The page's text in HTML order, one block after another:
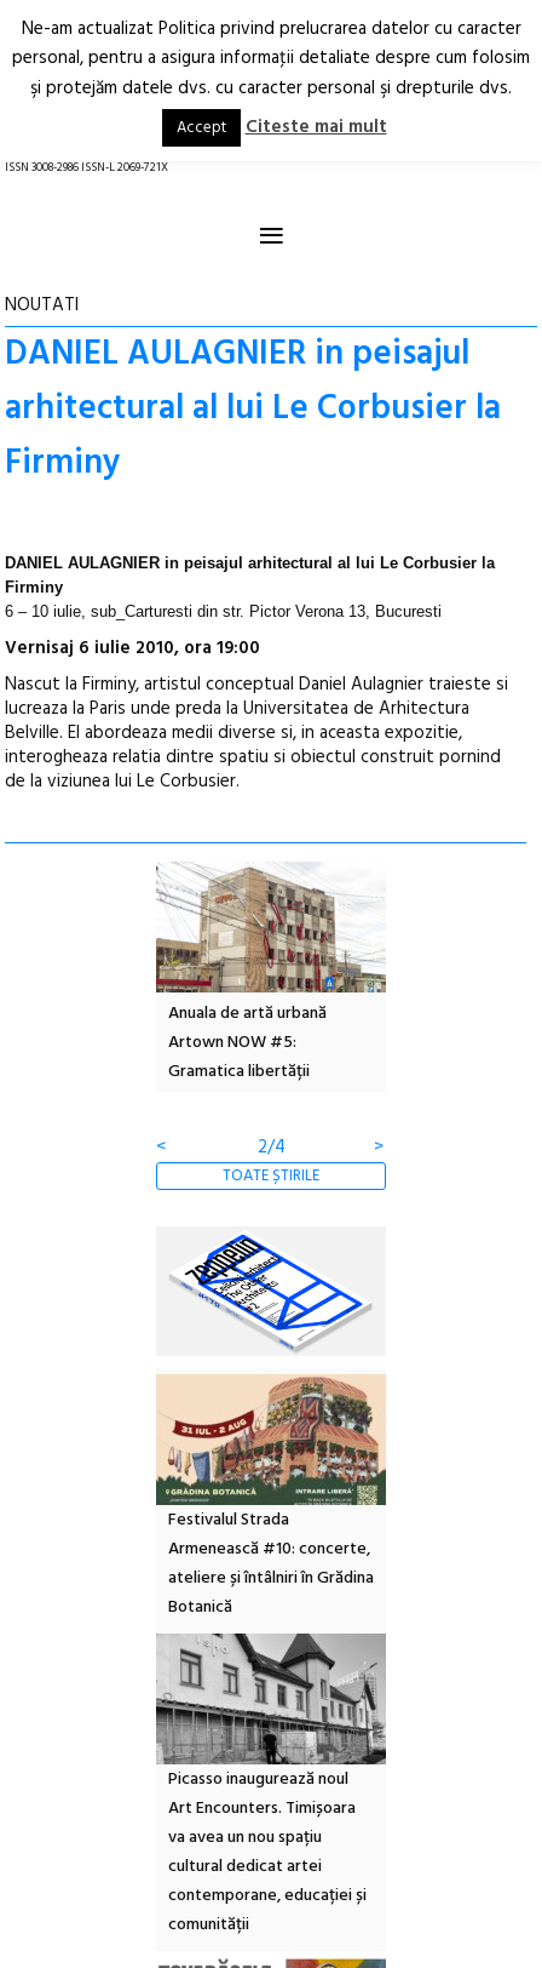
Arhitectură.
Oraș.
RO EN
ISSN 3008-2986 ISSN-L 2069-721X
≡
NOUTATI
DANIEL AULAGNIER in peisajul
arhitectural al lui Le Corbusier la
Firminy
DANIEL AULAGNIER in peisajul arhitectural al lui Le Corbusier la
Firminy
6 – 10 iulie, sub_Carturesti din str. Pictor Verona 13, Bucuresti
Vernisaj 6 iulie 2010, ora 19:00
Nascut la Firminy, artistul conceptual Daniel Aulagnier traieste si
lucreaza la Paris unde preda la Universitatea de Arhitectura
Belville. El abordeaza medii diverse si, in aceasta expozitie,
interogheaza relatia dintre spatiu si obiectul construit pornind
de la viziunea lui Le Corbusier.
Anuala de artă urbană
Artown NOW #5:
Gramatica libertății
< 2/4 >
TOATE ȘTIRILE
Festivalul Strada
Armenească #10: concerte,
ateliere și întâlniri în Grădina
Botanică
Picasso inaugurează noul
Art Encounters. Timișoara
va avea un nou spațiu
cultural dedicat artei
contemporane, educației și
comunității
Ne-am actualizat Politica privind prelucrarea datelor cu caracter
personal, pentru a asigura informaţii detaliate despre cum folosim
şi protejăm datele dvs. cu caracter personal şi drepturile dvs.
Accept Citeste mai mult